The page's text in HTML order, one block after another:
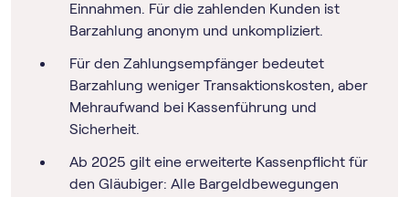
Einnahmen. Für die zahlenden Kunden ist
Barzahlung anonym und unkompliziert.
Für den Zahlungsempfänger bedeutet
Barzahlung weniger Transaktionskosten, aber
Mehraufwand bei Kassenführung und
Sicherheit.
Ab 2025 gilt eine erweiterte Kassenpflicht für
den Gläubiger: Alle Bargeldbewegungen